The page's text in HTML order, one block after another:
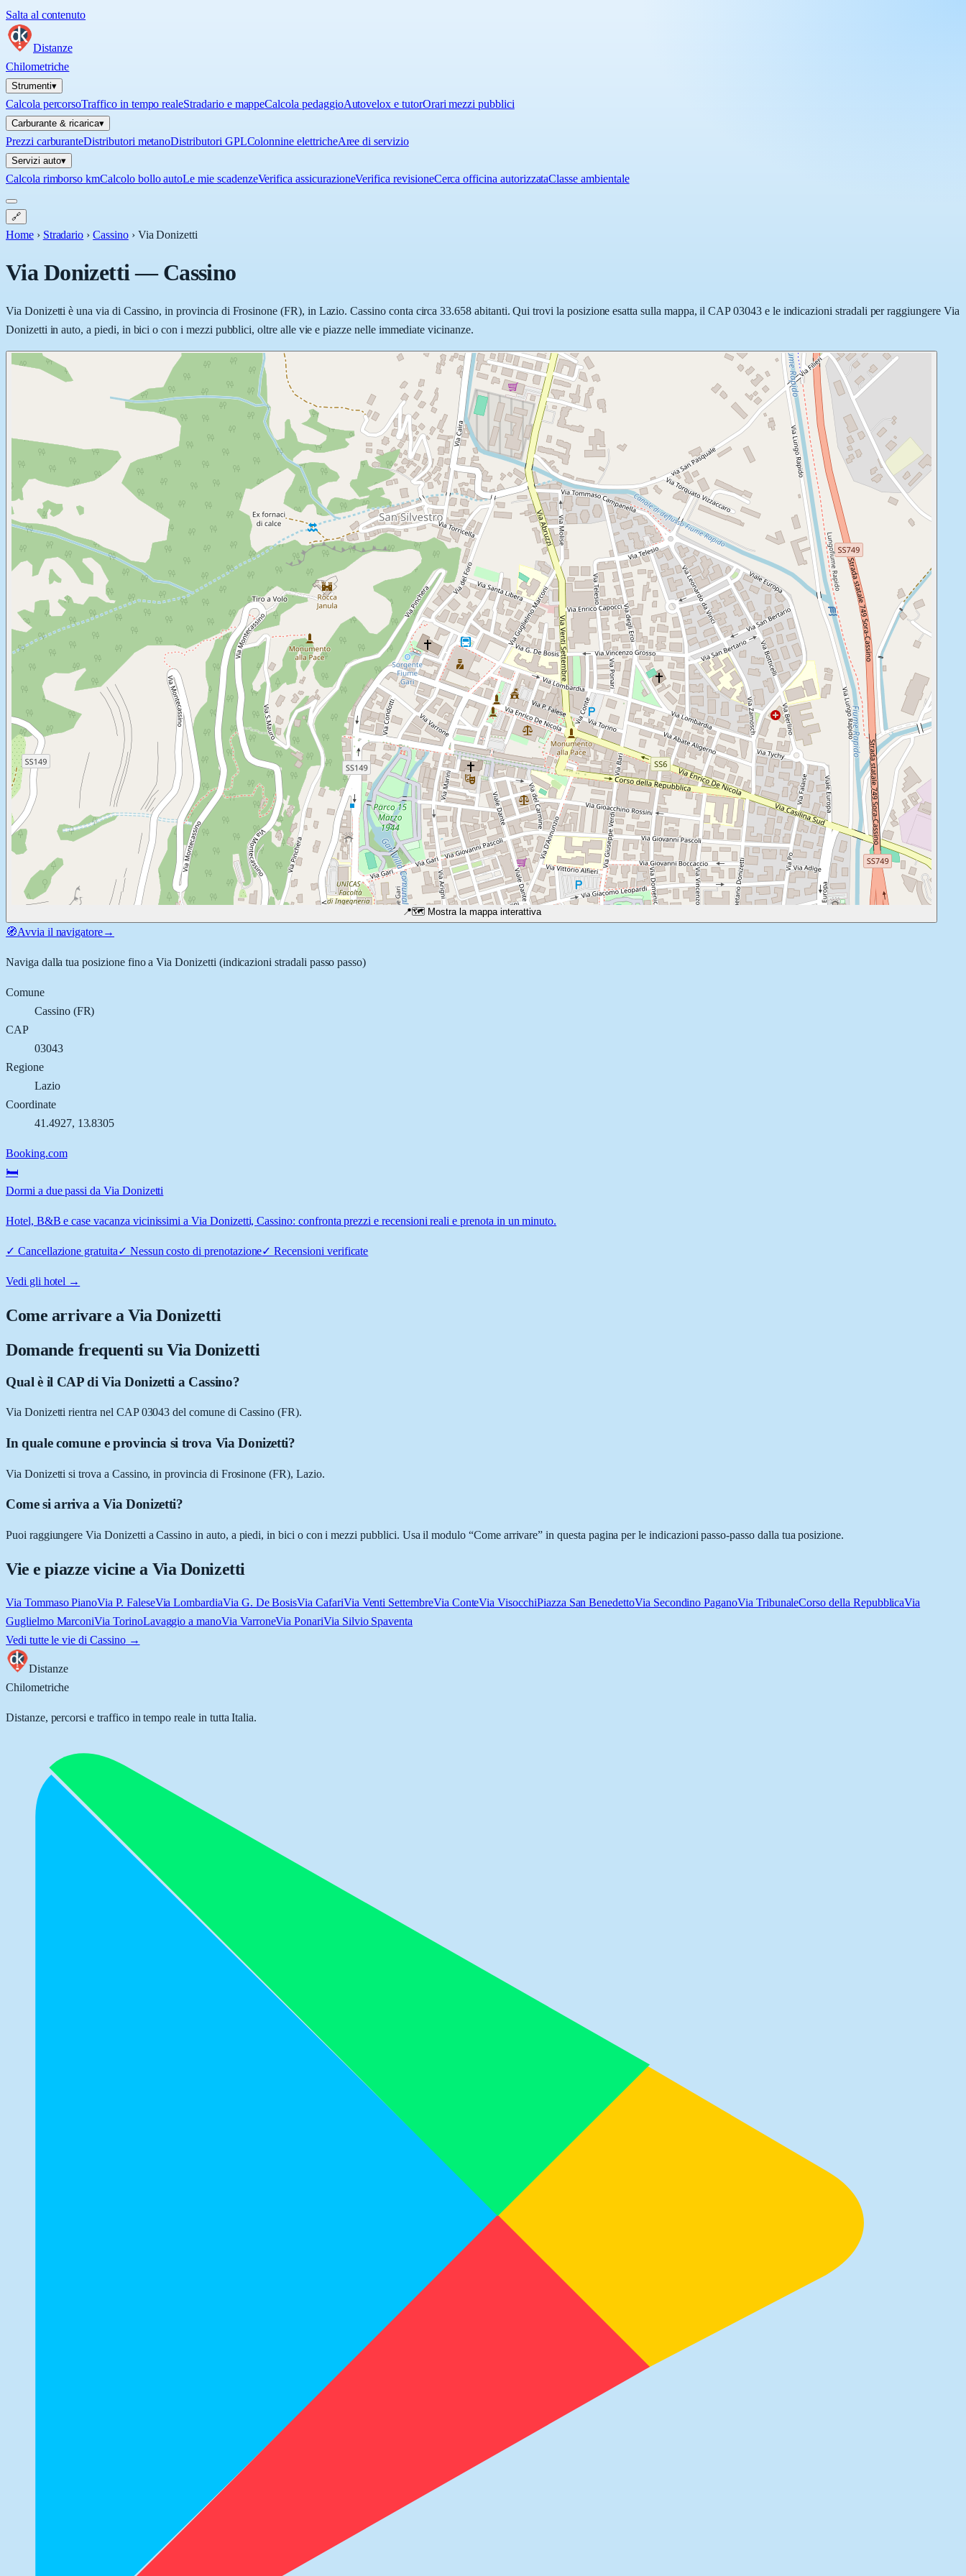
Salta al contenuto
Distanze
Chilometriche
Strumenti▾
Calcola percorsoTraffico in tempo realeStradario e mappeCalcola pedaggioAutovelox e tutorOrari mezzi pubblici
Carburante & ricarica▾
Prezzi carburanteDistributori metanoDistributori GPLColonnine elettricheAree di servizio
Servizi auto▾
Calcola rimborso kmCalcolo bollo autoLe mie scadenzeVerifica assicurazioneVerifica revisioneCerca officina autorizzataClasse ambientale
🔗
Home › Stradario › Cassino › Via Donizetti
Via Donizetti—Cassino
Via Donizetti è una via di Cassino, in provincia di Frosinone (FR), in Lazio. Cassino conta circa 33.658 abitanti. Qui trovi la posizione esatta sulla mappa, il CAP 03043 e le indicazioni stradali per raggiungere Via
Donizetti in auto, a piedi, in bici o con i mezzi pubblici, oltre alle vie e piazze nelle immediate vicinanze.
📍🗺️ Mostra la mappa interattiva
🧭Avvia il navigatore→
Naviga dalla tua posizione fino aVia Donizetti (indicazioni stradali passo passo)
Comune
Cassino(FR)
CAP
03043
Regione
Lazio
Coordinate
41.4927, 13.8305
Booking.com
🛏️
Dormi a due passi da Via Donizetti
Hotel, B&B e case vacanza vicinissimi a Via Donizetti, Cassino: confronta prezzi e recensioni reali e prenota in un minuto.
✓ Cancellazione gratuita✓ Nessun costo di prenotazione✓Recensioni verificate
Vedi gli hotel →
Come arrivare aVia Donizetti
Domande frequenti su Via Donizetti
Qual è il CAP di Via Donizetti a Cassino?
Via Donizetti rientra nel CAP 03043 del comune di Cassino (FR).
In quale comune e provincia si trova Via Donizetti?
Via Donizetti si trova a Cassino, in provincia di Frosinone (FR), Lazio.
Come si arriva a Via Donizetti?
Puoi raggiungere Via Donizetti a Cassino in auto, a piedi, in bici o con i mezzi pubblici. Usa il modulo “Come arrivare” in questa pagina per le indicazioni passo-passo dalla tua posizione.
Vie e piazze vicine a Via Donizetti
Via Tommaso PianoVia P. FaleseVia LombardiaVia G. De BosisVia CafariVia Venti SettembreVia ConteVia VisocchiPiazza San BenedettoVia Secondino PaganoVia TribunaleCorso della RepubblicaVia
Guglielmo MarconiVia TorinoLavaggio a manoVia VarroneVia PonariVia Silvio Spaventa
Vedi tutte le vie di Cassino→
Distanze
Chilometriche
Distanze, percorsi e traffico in tempo reale in tutta Italia.